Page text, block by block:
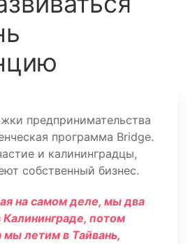
предпринимательства
программа Bridge.
и калининградцы,
собственный бизнес.
на самом деле, мы два
потом
мы летим в Тайвань,